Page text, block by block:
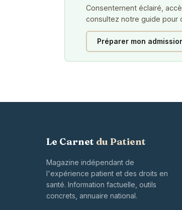
Consentement éclairé,
consultez notre guide pour
Préparer mon
Le Carnet du Patient
Magazine indépendant de
l'expérience patient et des droits en
santé. Information factuelle, outils
concrets, annuaire national.